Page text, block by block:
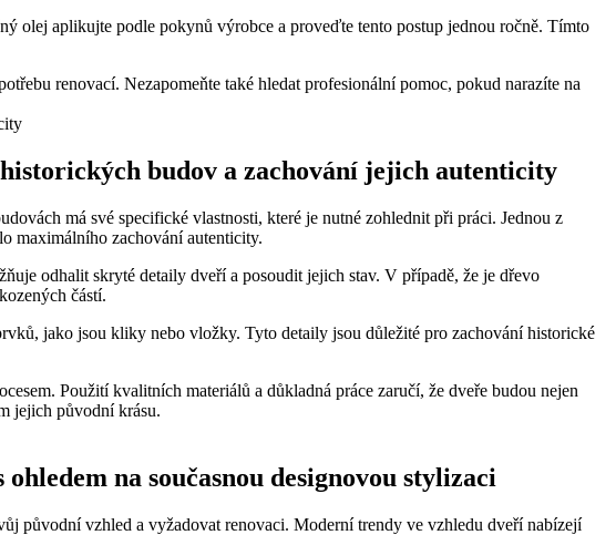
olej aplikujte podle pokynů výrobce a proveďte tento postup jednou ročně. Tímto
renovací. Nezapomeňte také hledat profesionální pomoc, pokud narazíte na
budov a zachování jejich autenticity
má své specifické vlastnosti, které je nutné zohlednit při práci. Jednou z
maximálního zachování autenticity.
odhalit skryté detaily dveří a posoudit jejich stav. V případě, že je dřevo
částí.
jako jsou kliky nebo vložky. Tyto detaily jsou důležité pro zachování historické
Použití kvalitních materiálů a důkladná práce zaručí, že dveře budou nejen
jejich původní krásu.
na současnou designovou stylizaci
původní vzhled a vyžadovat renovaci. Moderní trendy ve vzhledu dveří nabízejí